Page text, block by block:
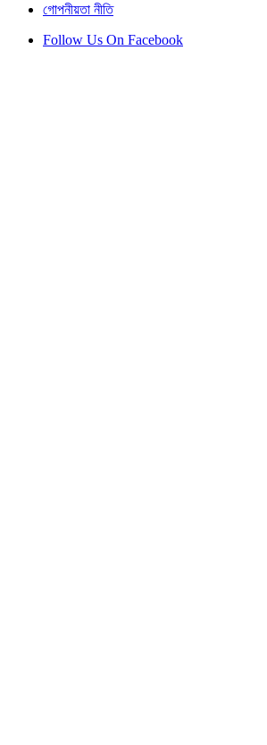
গোপনীয়তা নীতি
Follow Us On Facebook